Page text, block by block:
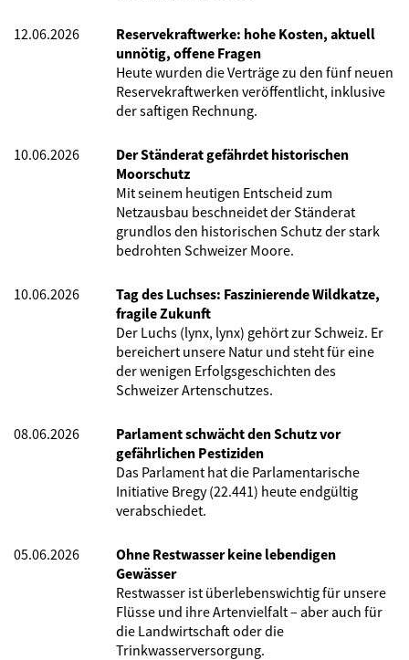
12.06.2026
Reservekraftwerke: hohe Kosten, aktuell
unnötig, offene Fragen
Heute wurden die Verträge zu den fünf neuen
Reservekraftwerken veröffentlicht, inklusive
der saftigen Rechnung.
10.06.2026
Der Ständerat gefährdet historischen
Moorschutz
Mit seinem heutigen Entscheid zum
Netzausbau beschneidet der Ständerat
grundlos den historischen Schutz der stark
bedrohten Schweizer Moore.
10.06.2026
Tag des Luchses: Faszinierende Wildkatze,
fragile Zukunft
Der Luchs (lynx, lynx) gehört zur Schweiz. Er
bereichert unsere Natur und steht für eine
der wenigen Erfolgsgeschichten des
Schweizer Artenschutzes.
08.06.2026
Parlament schwächt den Schutz vor
gefährlichen Pestiziden
Das Parlament hat die Parlamentarische
Initiative Bregy (22.441) heute endgültig
verabschiedet.
05.06.2026
Ohne Restwasser keine lebendigen
Gewässer
Restwasser ist überlebenswichtig für unsere
Flüsse und ihre Artenvielfalt – aber auch für
die Landwirtschaft oder die
Trinkwasserversorgung.